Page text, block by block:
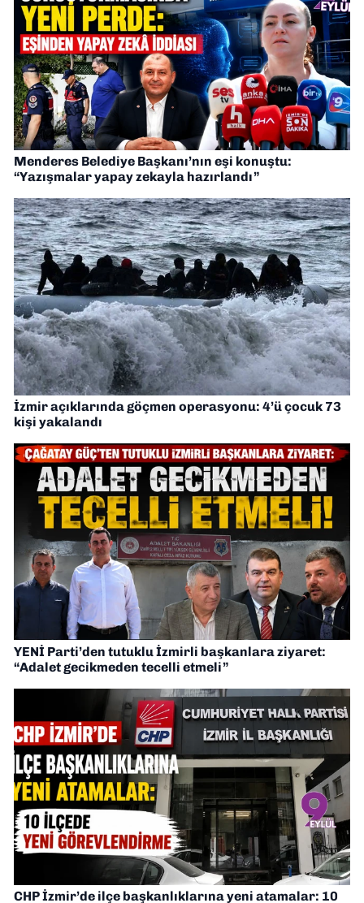
Menderes Belediye Başkanı’nın eşi konuştu:
“Yazışmalar yapay zekayla hazırlandı”
İzmir açıklarında göçmen operasyonu: 4’ü çocuk 73
kişi yakalandı
YENİ Parti’den tutuklu İzmirli başkanlara ziyaret:
“Adalet gecikmeden tecelli etmeli”
CHP İzmir’de ilçe başkanlıklarına yeni atamalar: 10